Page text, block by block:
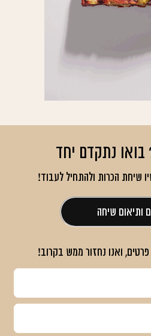
בואו נתקדם יחד
שיחת הכרות ולהתחיל לעבוד!
ותיאום שיחה
ואנו נחזור ממש בקרוב!